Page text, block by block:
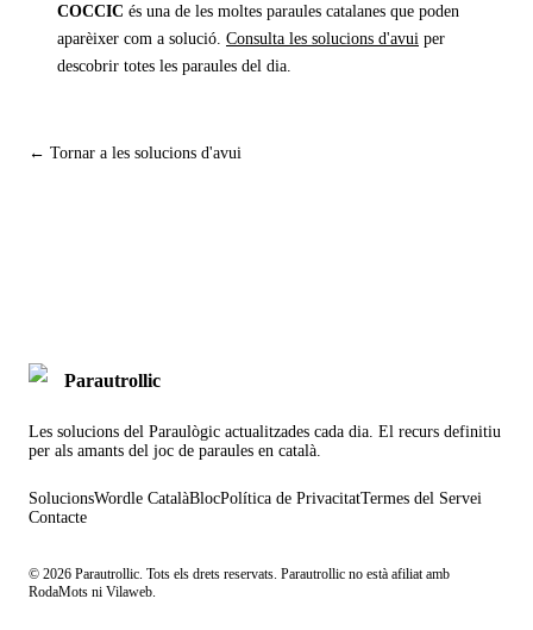
COCCIC és una de les moltes paraules catalanes que poden
aparèixer com a solució. Consulta les solucions d'avui per
descobrir totes les paraules del dia.
← Tornar a les solucions d'avui
Parautrollic
Les solucions del Paraulògic actualitzades cada dia. El recurs definitiu
per als amants del joc de paraules en català.
SolucionsWordle CatalàBlocPolítica de PrivacitatTermes del Servei
Contacte
© 2026 Parautrollic. Tots els drets reservats. Parautrollic no està afiliat amb
RodaMots ni Vilaweb.